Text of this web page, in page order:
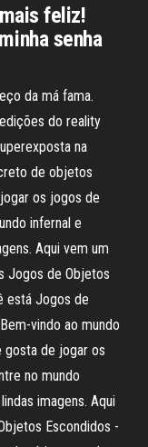
feliz!
senha
da má fama.
do reality
na
de objetos
os jogos de
infernal e
Aqui vem um
Jogos de Objetos
está Jogos de
vindo ao mundo
de jogar os
no mundo
imagens. Aqui
Escondidos -